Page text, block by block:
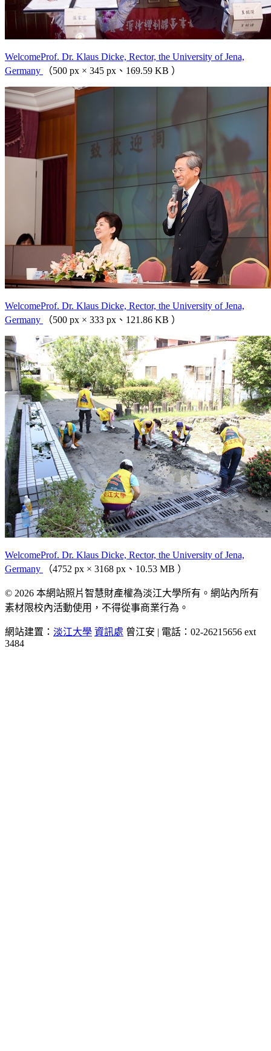
WelcomeProf. Dr. Klaus Dicke, Rector, the University of Jena,
Germany
（500 px × 345 px、169.59 KB ）
WelcomeProf. Dr. Klaus Dicke, Rector, the University of Jena,
Germany
（500 px × 333 px、121.86 KB ）
WelcomeProf. Dr. Klaus Dicke, Rector, the University of Jena,
Germany
（4752 px × 3168 px、10.53 MB ）
© 2026 本網站照片智慧財產權為淡江大學所有。網站內所有
素材限校內活動使用，不得從事商業行為。
網站建置： 淡江大學 資訊處 曾江安 | 電話：02-26215656 ext
3484